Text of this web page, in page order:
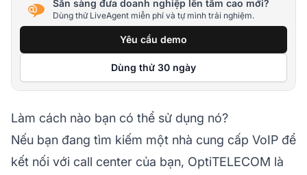
Sẵn sàng đưa doanh nghiệp lên tầm cao mới?
Dùng thử LiveAgent miễn phí và tự mình trải nghiệm.
Yêu cầu demo
Dùng thử 30 ngày
Làm cách nào bạn có thể sử dụng nó?
Nếu bạn đang tìm kiếm một nhà cung cấp VoIP để
kết nối với call center của bạn, OptiTELECOM là